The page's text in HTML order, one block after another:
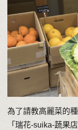
為了請教高麗菜的
「瑞花-suika-蔬果